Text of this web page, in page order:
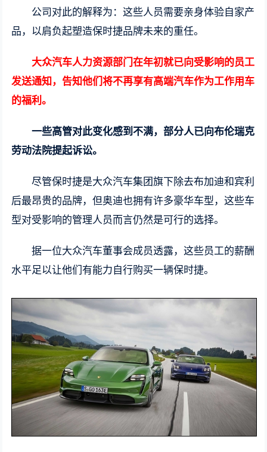
公司对此的解释为：这些人员需要亲身体验自家产
品，以肩负起塑造保时捷品牌未来的重任。
大众汽车人力资源部门在年初就已向受影响的员工
发送通知，告知他们将不再享有高端汽车作为工作用车
的福利。
一些高管对此变化感到不满，部分人已向布伦瑞克
劳动法院提起诉讼。
尽管保时捷是大众汽车集团旗下除去布加迪和宾利
后最昂贵的品牌，但奥迪也拥有许多豪华车型，这些车
型对受影响的管理人员而言仍然是可行的选择。
据一位大众汽车董事会成员透露，这些员工的薪酬
水平足以让他们有能力自行购买一辆保时捷。